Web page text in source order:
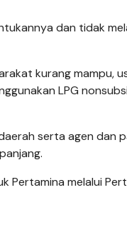
dan tidak
kurang mampu,
LPG
serta agen dan
Pertamina melalui